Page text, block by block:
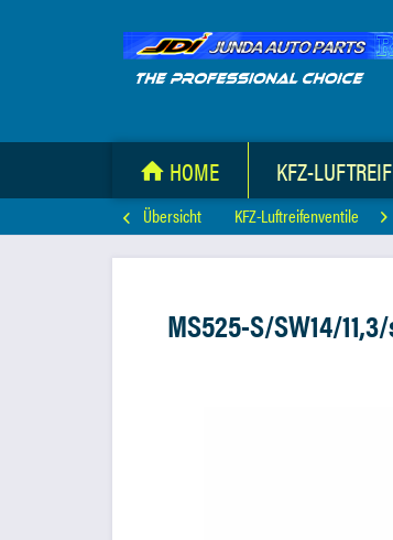
HOME KFZ-
Übersicht KFZ-Luftreifenventile
MS525-S/SW14/